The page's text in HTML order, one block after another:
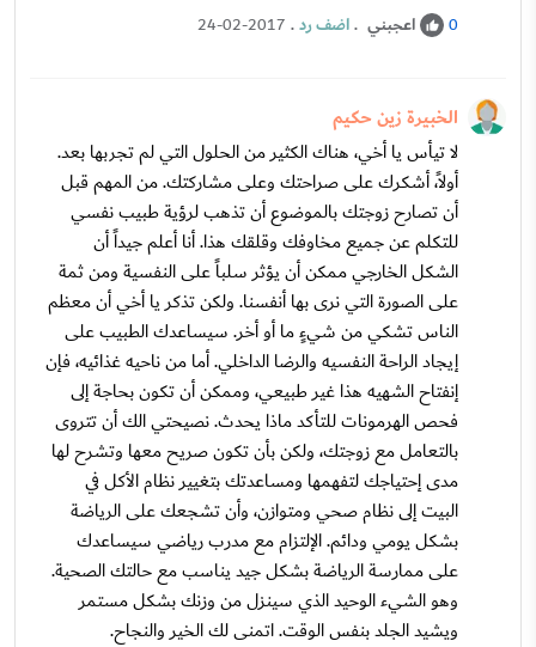
0 اعجبني .اضف رد.
24-02-2017
الخبيرة زين حكيم
لا تيأس يا أخي، هناك الكثير من الحلول التي لم تجربها بعد.
أولاً، أشكرك على صراحتك وعلى مشاركتك. من المهم قبل
أن تصارح زوجتك بالموضوع أن تذهب لرؤية طبيب نفسي
للتكلم عن جميع مخاوفك وقلقك هذا. أنا أعلم جيداً أن
الشكل الخارجي ممكن أن يؤثر سلباً على النفسية ومن ثمة
على الصورة التي نرى بها أنفسنا. ولكن تذكر يا أخي أن معظم
الناس تشكي من شيءٍ ما أو أخر. سيساعدك الطبيب على
إيجاد الراحة النفسيه والرضا الداخلي. أما من ناحيه غذائيه، فإن
إنفتاح الشهيه هذا غير طبيعي، وممكن أن تكون بحاجة إلى
فحص الهرمونات للتأكد ماذا يحدث. نصيحتي الك أن تتروى
بالتعامل مع زوجتك، ولكن بأن تكون صريح معها وتشرح لها
مدى إحتياجك لتفهمها ومساعدتك بتغيير نظام الأكل في
البيت إلى نظام صحي ومتوازن، وأن تشجعك على الرياضة
بشكل يومي ودائم. الإلتزام مع مدرب رياضي سيساعدك
على ممارسة الرياضة بشكل جيد يناسب مع حالتك الصحية.
وهو الشيء الوحيد الذي سينزل من وزنك بشكل مستمر
ويشيد الجلد بنفس الوقت. اتمنى لك الخير والنجاح.